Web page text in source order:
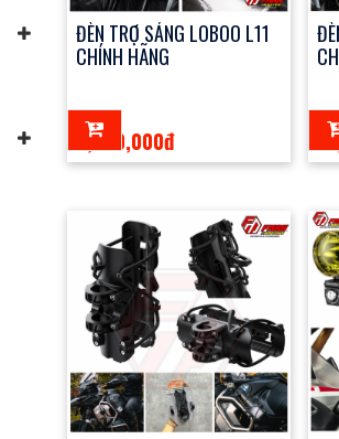
ĐÈN TRỢ SÁNG LOBOO L11
CHÍNH HÃNG
9,500,000đ